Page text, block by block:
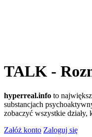
TALK -
hyperreal.info to
substancjach
zobaczyć wszystkie działy,
Załóż konto Zaloguj się